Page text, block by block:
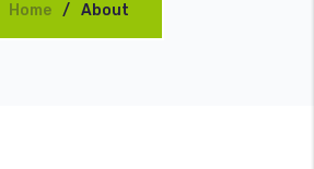
Home About